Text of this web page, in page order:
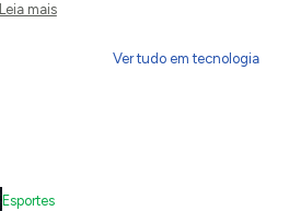
Leia mais
Ver tudo em tecnologia
Esportes